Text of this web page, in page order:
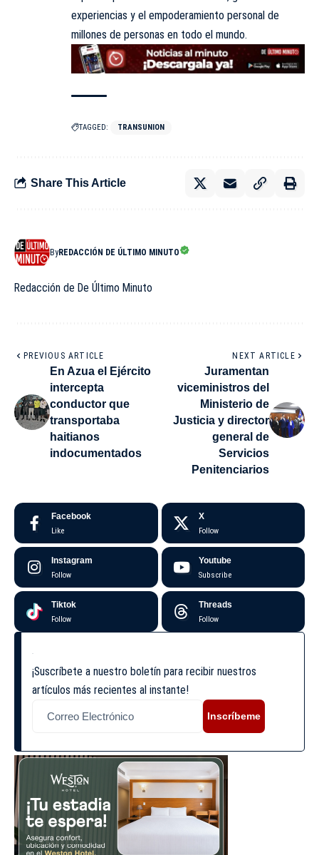
experiencias y el empoderamiento personal de
millones de personas en todo el mundo.
TAGGED: TRANSUNION
Share This Article
ByREDACCIÓN DE ÚLTIMO MINUTO
Redacción de De Último Minuto
PREVIOUS ARTICLE
En Azua el Ejército
intercepta
conductor que
transportaba
haitianos
indocumentados
NEXT ARTICLE
Juramentan
viceministros del
Ministerio de
Justicia y director
general de
Servicios
Penitenciarios
Facebook
Like
X
Follow
Instagram
Follow
Youtube
Subscribe
Tiktok
Follow
Threads
Follow
¡Suscríbete a nuestro boletín para recibir nuestros
artículos más recientes al instante!
Inscríbeme